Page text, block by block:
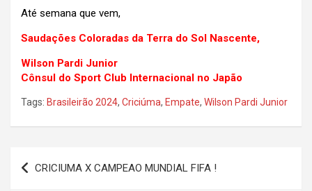
Até semana que vem,
Saudações Coloradas da Terra do Sol Nascente,
Wilson Pardi Junior
Cônsul do Sport Club Internacional no Japão
Tags: Brasileirão 2024, Criciúma, Empate, Wilson Pardi Junior
Navegação
de
CRICIUMA X CAMPEAO MUNDIAL FIFA !